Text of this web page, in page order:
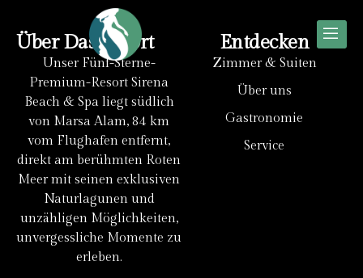
Über Das Resort
Unser Fünf-Sterne-
Premium-Resort Sirena
Beach & Spa liegt südlich
von Marsa Alam, 84 km
vom Flughafen entfernt,
direkt am berühmten Roten
Meer mit seinen exklusiven
Naturlagunen und
unzähligen Möglichkeiten,
unvergessliche Momente zu
erleben.
Entdecken
Zimmer & Suiten
Über uns
Gastronomie
Service